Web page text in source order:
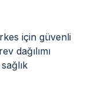
için güvenli
dağılımı